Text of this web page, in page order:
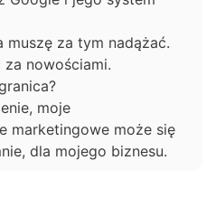
za tym nadążać.
nowościami.
moje
marketingowe może się
dla mojego biznesu.